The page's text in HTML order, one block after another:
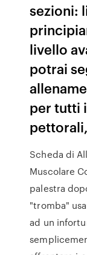
sezioni:
livello
potrai
per tutti
Scheda di
Muscolare
palestra
"tromba"
ad un